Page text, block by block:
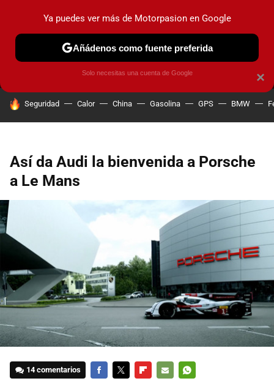
MENÚ NUEVO
COCHES ELÉCTRICOS OBSERVATORIO
HOY SE HABLA DE
Seguridad Calor China Gasolina GPS BMW
Así da Audi la bienvenida a Porsche
a Le Mans
14 comentarios
×
Ya puedes ver más de Motorpasion en Google
Añádenos como fuente preferida
Solo necesitas una cuenta de Google